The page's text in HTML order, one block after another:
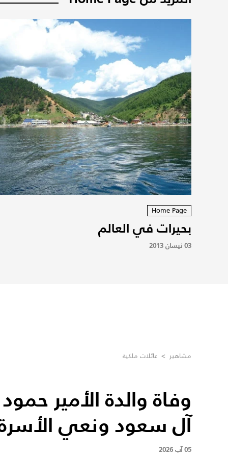
Home Page
بحيرات في العالم
03 نيسان 2013
مشاهير > عائلات ملكية
وفاة والدة الأمير
آل سعود ونعي
05 آب 2026